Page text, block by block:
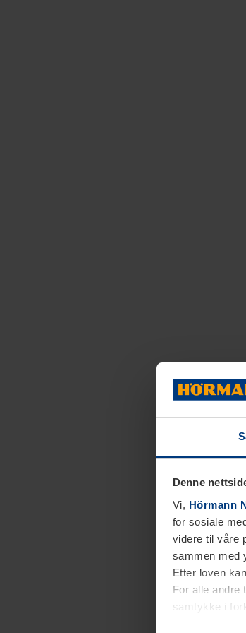
Denne
Vi, Hörmann
for sosiale
videre til våre
sammen med
Etter loven
For alle andre
samtykke i